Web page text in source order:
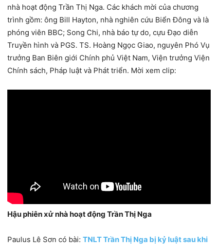
nhà hoạt động Trần Thị Nga. Các khách mời của chương
trình gồm: ông Bill Hayton, nhà nghiên cứu Biển Đông và là
phóng viên BBC; Song Chi, nhà báo tự do, cựu Đạo diễn
Truyền hình và PGS. TS. Hoàng Ngọc Giao, nguyên Phó Vụ
trưởng Ban Biên giới Chính phủ Việt Nam, Viện trưởng Viện
Chính sách, Pháp luật và Phát triển. Mời xem clip:
Hậu phiên xử nhà hoạt động Trần Thị Nga
Paulus Lê Sơn có bài: TNLT Trần Thị Nga bị kỷ luật sau khi